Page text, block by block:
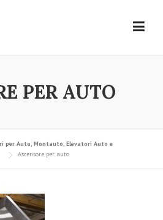
PER AUTO
per Auto, Montauto, Elevatori Auto e
Ascensore per auto